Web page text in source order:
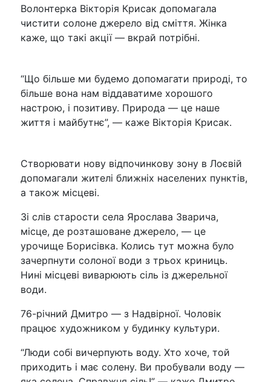
Волонтерка Вікторія Крисак допомагала
чистити солоне джерело від сміття. Жінка
каже, що такі акції — вкрай потрібні.
“Що більше ми будемо допомагати природі, то
більше вона нам віддаватиме хорошого
настрою, і позитиву. Природа — це наше
життя і майбутнє”, — каже Вікторія Крисак.
Створювати нову відпочинкову зону в Лоєвій
допомагали жителі ближніх населених пунктів,
а також місцеві.
Зі слів старости села Ярослава Зварича,
місце, де розташоване джерело, — це
урочище Борисівка. Колись тут можна було
зачерпнути солоної води з трьох криниць.
Нині місцеві виварюють сіль із джерельної
води.
76-річний Дмитро — з Надвірної. Чоловік
працює художником у будинку культури.
“Люди собі вичерпують воду. Хто хоче, той
приходить і має солену. Ви пробували воду —